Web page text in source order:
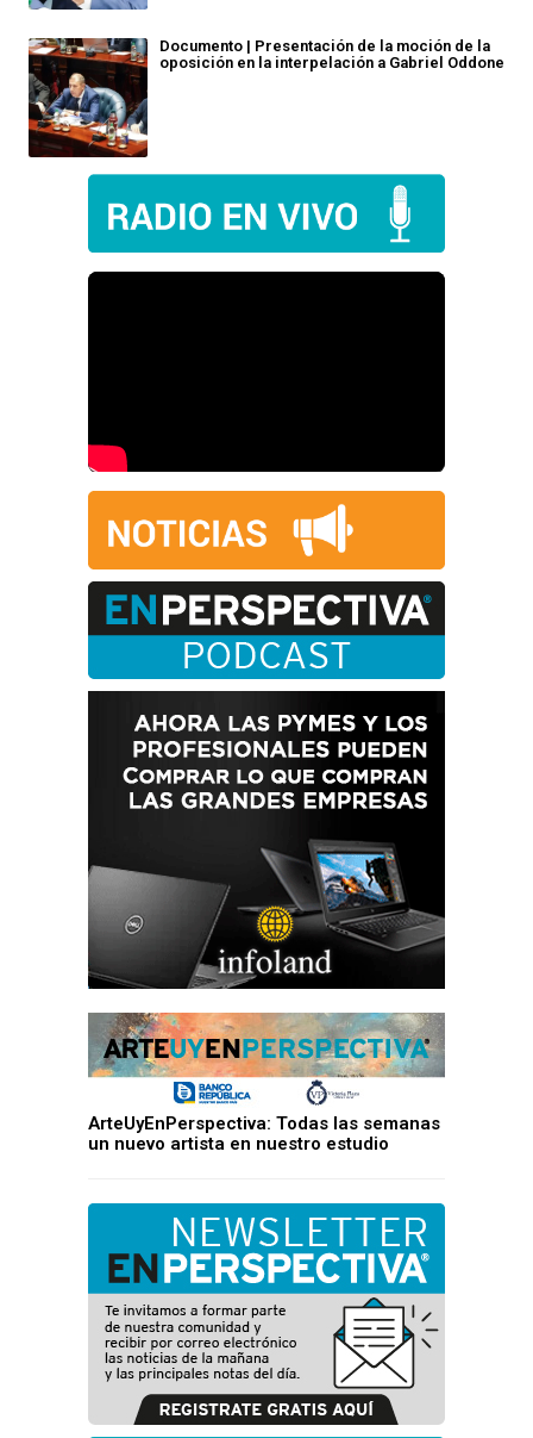
Documento | Presentación de la moción de la
oposición en la interpelación a Gabriel Oddone
ArteUyEnPerspectiva: Todas las semanas
un nuevo artista en nuestro estudio